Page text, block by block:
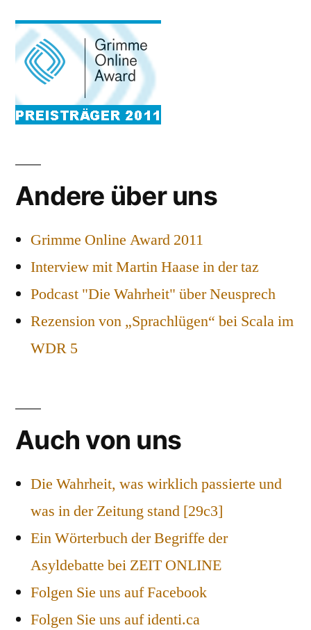
Andere über uns
Grimme Online Award 2011
Interview mit Martin Haase in der taz
Podcast "Die Wahrheit" über Neusprech
Rezension von „Sprachlügen“ bei Scala im
WDR 5
Auch von uns
Die Wahrheit, was wirklich passierte und
was in der Zeitung stand [29c3]
Ein Wörterbuch der Begriffe der
Asyldebatte bei ZEIT ONLINE
Folgen Sie uns auf Facebook
Folgen Sie uns auf identi.ca